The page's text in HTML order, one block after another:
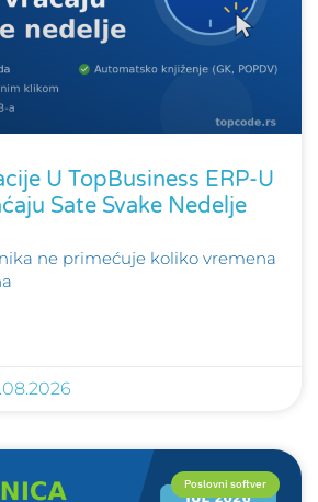
U TopBusiness ERP-U
Sate Svake Nedelje
ne primećuje koliko vremena
Poslovni softver